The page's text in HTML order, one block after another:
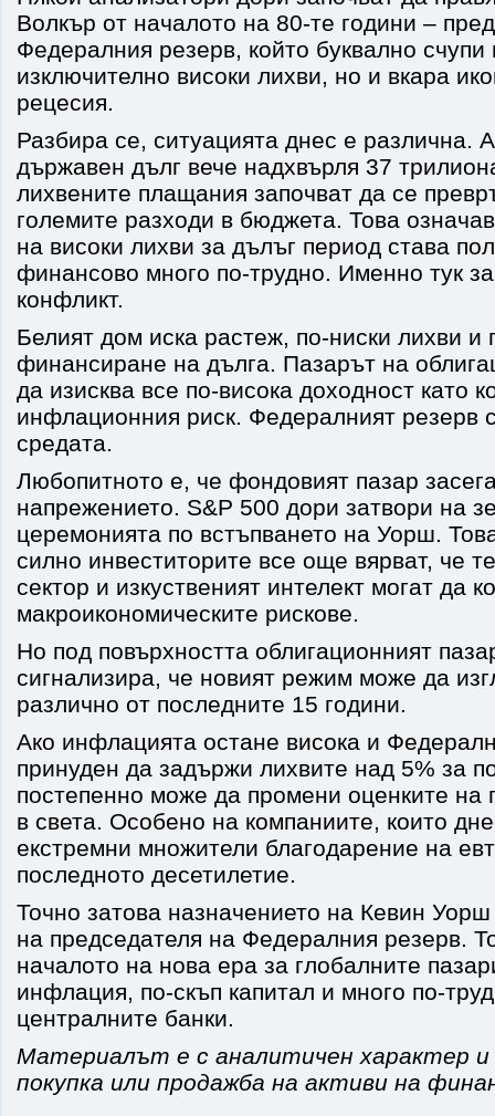
Волкър от началото на 80-те години –
Федералния резерв, който буквално
изключително високи лихви, но и вкара
рецесия.
Разбира се, ситуацията днес е различна.
държавен дълг вече надхвърля 37
лихвените плащания започват да се
големите разходи в бюджета. Това
на високи лихви за дълъг период става
финансово много по-трудно. Именно тук
конфликт.
Белият дом иска растеж, по-ниски лихви и
финансиране на дълга. Пазарът на
да изисква все по-висока доходност като
инфлационния риск. Федералният резерв
средата.
Любопитното е, че фондовият пазар
напрежението. S&P 500 дори затвори на
церемонията по встъпването на Уорш.
силно инвеститорите все още вярват, че
сектор и изкуственият интелект могат да
макроикономическите рискове.
Но под повърхността облигационният
сигнализира, че новият режим може да
различно от последните 15 години.
Ако инфлацията остане висока и
принуден да задържи лихвите над 5% за
постепенно може да промени оценките на
в света. Особено на компаниите, които
екстремни множители благодарение на
последното десетилетие.
Точно затова назначението на Кевин
на председателя на Федералния резерв.
началото на нова ера за глобалните
инфлация, по-скъп капитал и много по-
централните банки.
Материалът е с аналитичен характер и
покупка или продажба на активи на